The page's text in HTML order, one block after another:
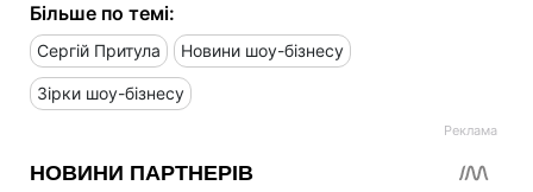
Більше по темі:
Сергій Притула Новини шоу-бізнесу
Зірки шоу-бізнесу